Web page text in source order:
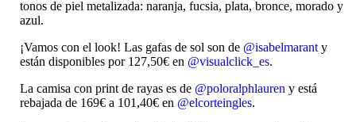
tonos de piel metalizada: naranja, fucsia, plata, bronce, morado y
azul.
¡Vamos con el look! Las gafas de sol son de @isabelmarant y
están disponibles por 127,50€ en @visualclick_es.
La camisa con print de rayas es de @poloralphlauren y está
rebajada de 169€ a 101,40€ en @elcorteingles.